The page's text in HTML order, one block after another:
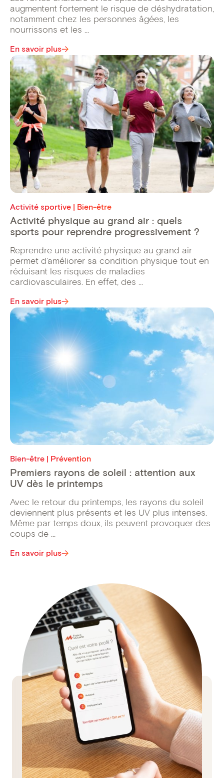
augmentent fortement le risque de déshydratation,
notamment chez les personnes âgées, les
nourrissons et les ...
En savoir plus
Activité sportive | Bien-être
Activité physique au grand air : quels
sports pour reprendre progressivement ?
Reprendre une activité physique au grand air
permet d’améliorer sa condition physique tout en
réduisant les risques de maladies
cardiovasculaires. En effet, des ...
En savoir plus
Bien-être | Prévention
Premiers rayons de soleil : attention aux
UV dès le printemps
Avec le retour du printemps, les rayons du soleil
deviennent plus présents et les UV plus intenses.
Même par temps doux, ils peuvent provoquer des
coups de ...
En savoir plus